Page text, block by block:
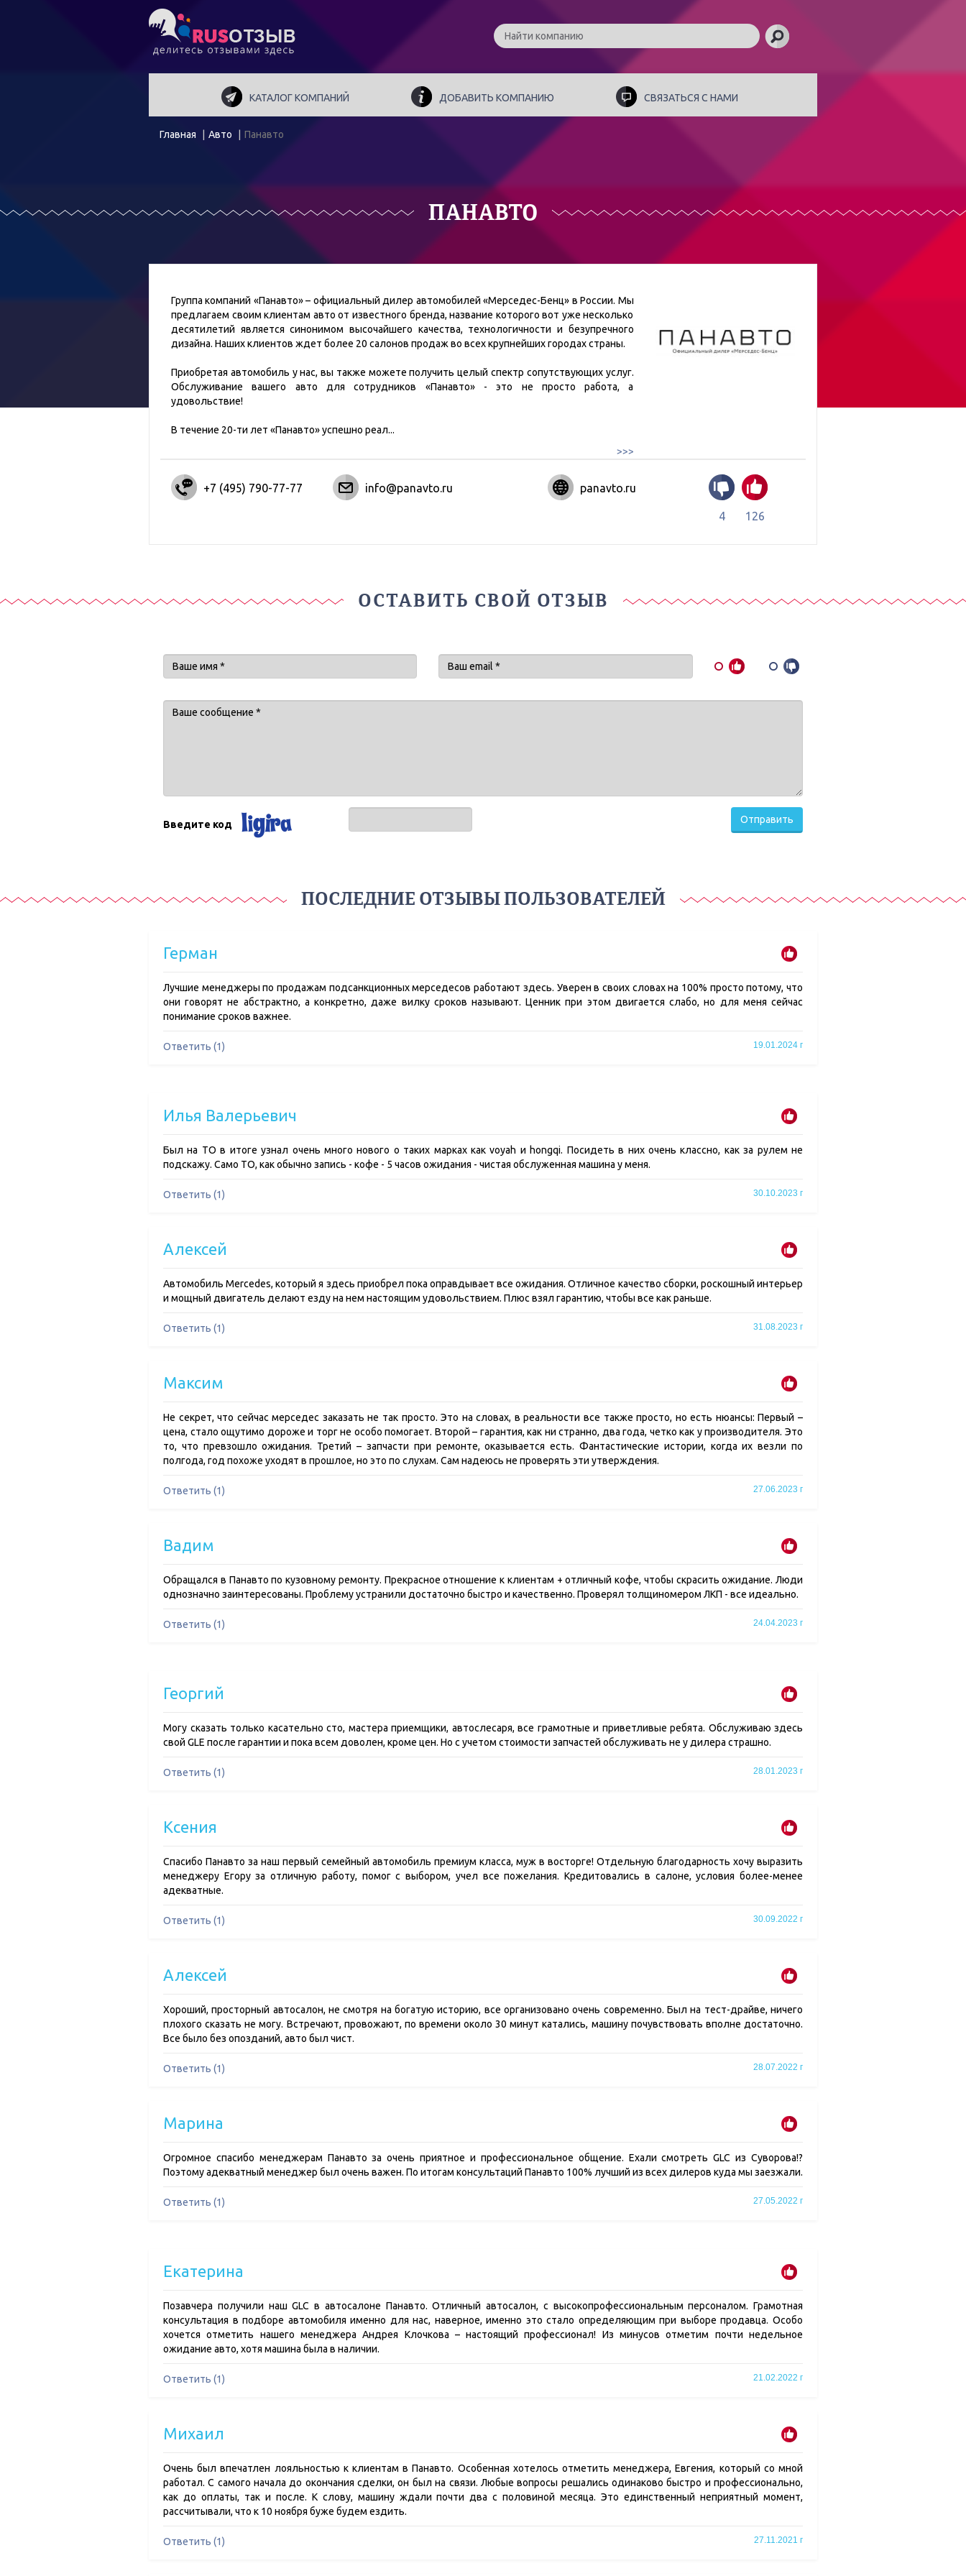
КАТАЛОГ КОМПАНИЙ ДОБАВИТЬ КОМПАНИЮ СВЯЗАТЬСЯ С НАМИ
Главная Авто Панавто
ПАНАВТО
Группа компаний «Панавто» – официальный дилер автомобилей «Мерседес-Бенц» в России. Мы
предлагаем своим клиентам авто от известного бренда, название которого вот уже несколько
десятилетий является синонимом высочайшего качества, технологичности и безупречного
дизайна. Наших клиентов ждет более 20 салонов продаж во всех крупнейших городах страны.
Приобретая автомобиль у нас, вы также можете получить целый спектр сопутствующих услуг.
Обслуживание вашего авто для сотрудников «Панавто» - это не просто работа, а
удовольствие!
В течение 20-ти лет «Панавто» успешно реал...
>>>
+7 (495) 790-77-77 info@panavto.ru panavto.ru
4 126
ОСТАВИТЬ СВОЙ ОТЗЫВ
Введите код Отправить
ПОСЛЕДНИЕ ОТЗЫВЫ ПОЛЬЗОВАТЕЛЕЙ
Герман
Лучшие менеджеры по продажам подсанкционных мерседесов работают здесь. Уверен в своих словах на 100% просто потому, что
они говорят не абстрактно, а конкретно, даже вилку сроков называют. Ценник при этом двигается слабо, но для меня сейчас
понимание сроков важнее.
Ответить (1) 19.01.2024 г
Илья Валерьевич
Был на ТО в итоге узнал очень много нового о таких марках как voyah и hongqi. Посидеть в них очень классно, как за рулем не
подскажу. Само ТО, как обычно запись - кофе - 5 часов ожидания - чистая обслуженная машина у меня.
Ответить (1) 30.10.2023 г
Алексей
Автомобиль Mercedes, который я здесь приобрел пока оправдывает все ожидания. Отличное качество сборки, роскошный интерьер
и мощный двигатель делают езду на нем настоящим удовольствием. Плюс взял гарантию, чтобы все как раньше.
Ответить (1) 31.08.2023 г
Максим
Не секрет, что сейчас мерседес заказать не так просто. Это на словах, в реальности все также просто, но есть нюансы: Первый –
цена, стало ощутимо дороже и торг не особо помогает. Второй – гарантия, как ни странно, два года, четко как у производителя. Это
то, что превзошло ожидания. Третий – запчасти при ремонте, оказывается есть. Фантастические истории, когда их везли по
полгода, год похоже уходят в прошлое, но это по слухам. Сам надеюсь не проверять эти утверждения.
Ответить (1) 27.06.2023 г
Вадим
Обращался в Панавто по кузовному ремонту. Прекрасное отношение к клиентам + отличный кофе, чтобы скрасить ожидание. Люди
однозначно заинтересованы. Проблему устранили достаточно быстро и качественно. Проверял толщиномером ЛКП - все идеально.
Ответить (1) 24.04.2023 г
Георгий
Могу сказать только касательно сто, мастера приемщики, автослесаря, все грамотные и приветливые ребята. Обслуживаю здесь
свой GLE после гарантии и пока всем доволен, кроме цен. Но с учетом стоимости запчастей обслуживать не у дилера страшно.
Ответить (1) 28.01.2023 г
Ксения
Спасибо Панавто за наш первый семейный автомобиль премиум класса, муж в восторге! Отдельную благодарность хочу выразить
менеджеру Егору за отличную работу, помог с выбором, учел все пожелания. Кредитовались в салоне, условия более-менее
адекватные.
Ответить (1) 30.09.2022 г
Алексей
Хороший, просторный автосалон, не смотря на богатую историю, все организовано очень современно. Был на тест-драйве, ничего
плохого сказать не могу. Встречают, провожают, по времени около 30 минут катались, машину почувствовать вполне достаточно.
Все было без опозданий, авто был чист.
Ответить (1) 28.07.2022 г
Марина
Огромное спасибо менеджерам Панавто за очень приятное и профессиональное общение. Ехали смотреть GLC из Суворова!?
Поэтому адекватный менеджер был очень важен. По итогам консультаций Панавто 100% лучший из всех дилеров куда мы заезжали.
Ответить (1) 27.05.2022 г
Екатерина
Позавчера получили наш GLC в автосалоне Панавто. Отличный автосалон, c высокопрофессиональным персоналом. Грамотная
консультация в подборе автомобиля именно для нас, наверное, именно это стало определяющим при выборе продавца. Особо
хочется отметить нашего менеджера Андрея Клочкова – настоящий профессионал! Из минусов отметим почти недельное
ожидание авто, хотя машина была в наличии.
Ответить (1) 21.02.2022 г
Михаил
Очень был впечатлен лояльностью к клиентам в Панавто. Особенная хотелось отметить менеджера, Евгения, который со мной
работал. С самого начала до окончания сделки, он был на связи. Любые вопросы решались одинаково быстро и профессионально,
как до оплаты, так и после. К слову, машину ждали почти два с половиной месяца. Это единственный неприятный момент,
рассчитывали, что к 10 ноября буже будем ездить.
Ответить (1) 27.11.2021 г